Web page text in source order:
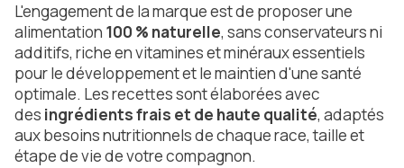
L'engagement de la marque est de proposer une
alimentation 100 % naturelle, sans conservateurs ni
additifs, riche en vitamines et minéraux essentiels
pour le développement et le maintien d'une santé
optimale. Les recettes sont élaborées avec
des ingrédients frais et de haute qualité, adaptés
aux besoins nutritionnels de chaque race, taille et
étape de vie de votre compagnon.